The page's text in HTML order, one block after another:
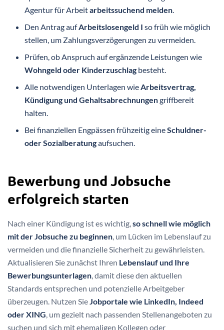
Agentur für Arbeitarbeitssuchend melden.
Den Antrag aufArbeitslosengeld I so früh wie möglich
stellen, um Zahlungsverzögerungen zu vermeiden.
Prüfen, ob Anspruch auf ergänzende Leistungen wie
Wohngeld oder Kinderzuschlag besteht.
Alle notwendigen Unterlagen wieArbeitsvertrag,
Kündigung und Gehaltsabrechnungengriffbereit
halten.
Bei finanziellen Engpässen frühzeitig eineSchuldner-
oder Sozialberatungaufsuchen.
Bewerbung und Jobsuche
erfolgreich starten
Nach einer Kündigung ist es wichtig,so schnell wie möglich
mit der Jobsuche zu beginnen, um Lücken im Lebenslauf zu
vermeiden und die finanzielle Sicherheit zu gewährleisten.
Aktualisieren Sie zunächst Ihren Lebenslauf und Ihre
Bewerbungsunterlagen, damit diese den aktuellen
Standards entsprechen und potenzielle Arbeitgeber
überzeugen. Nutzen SieJobportale wie LinkedIn, Indeed
oder XING, um gezielt nach passenden Stellenangeboten zu
suchen und sich mit ehemaligen Kollegen oder